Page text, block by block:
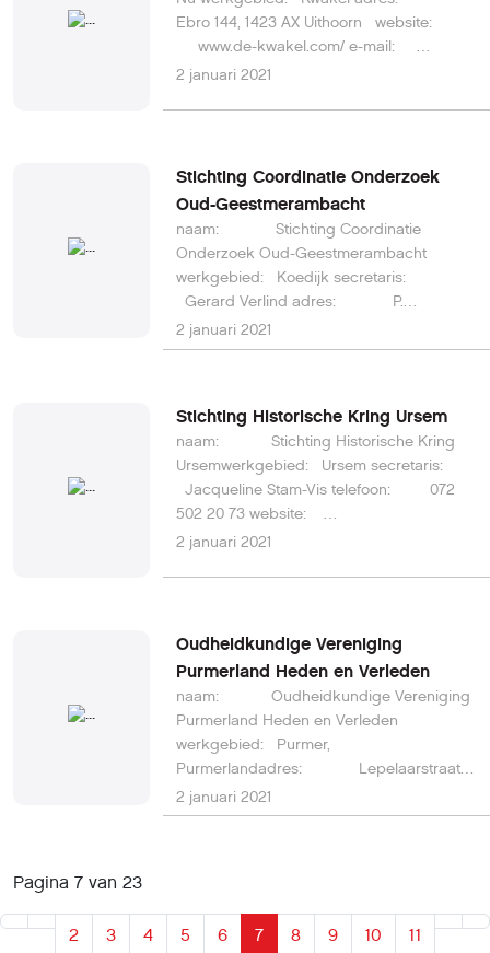
Ebro 144, 1423 AX Uithoorn website:
www.de-kwakel.com/ e-mail:
secretariaat@de-kwakel.com
2 januari 2021
Stichting Coordinatie Onderzoek
Oud-Geestmerambacht
naam: Stichting Coordinatie
Onderzoek Oud-Geestmerambacht
werkgebied: Koedijk secretaris:
Gerard Verlind adres: P.
Meijndersstraat 19, 1747 ER Tuitjenhorn
telefoon: 0226 751 891 website:
2 januari 2021
Stichting Historische Kring Ursem
naam: Stichting Historische Kring
Ursemwerkgebied: Ursem secretaris:
Jacqueline Stam-Vis telefoon: 072
502 20 73 website:
http://www.historischekringursem.nl/ e-
2 januari 2021
Oudheidkundige Vereniging
Purmerland Heden en Verleden
naam: Oudheidkundige Vereniging
Purmerland Heden en Verleden
werkgebied: Purmer,
Purmerlandadres: Lepelaarstraat
24, 1452 XM Purmerend telefoon: 020
436 34 16 website: (geen website
2 januari 2021
Pagina 7 van 23
2 3 4 5 6 7 8 9 10 11